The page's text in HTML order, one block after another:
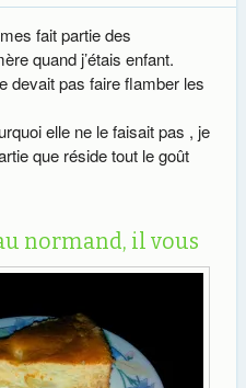
fait partie des
quand j’étais enfant.
devait pas faire flamber les
elle ne le faisait pas , je
que réside tout le goût
normand, il vous